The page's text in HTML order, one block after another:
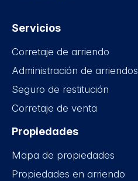
Servicios
Corretaje de arriendo
Administración de arriendos
Seguro de restitución
Corretaje de venta
Propiedades
Mapa de propiedades
Propiedades en arriendo